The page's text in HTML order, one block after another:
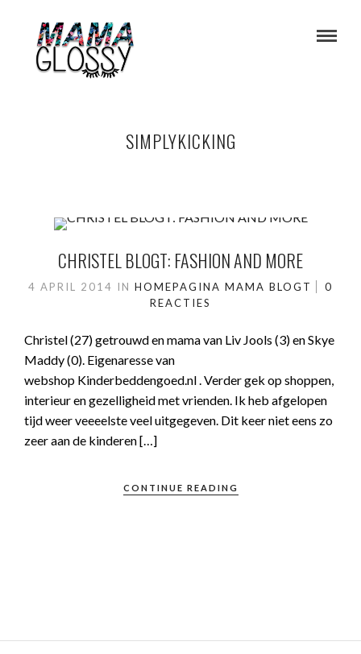
SIMPLYKICKING
CHRISTEL BLOGT: FASHION AND MORE
4 APRIL 2014 IN HOMEPAGINA MAMA BLOGT
0
REACTIES
Christel (27) getrouwd en mama van Liv Jools (3) en Skye
Maddy (0). Eigenaresse van
webshop Kinderbeddengoed.nl . Verder gek op shoppen,
interieur en gezelligheid met vrienden. Ik heb afgelopen
tijd weer veeeelste veel uitgegeven. Dit keer niet eens zo
zeer aan de kinderen […]
CONTINUE READING